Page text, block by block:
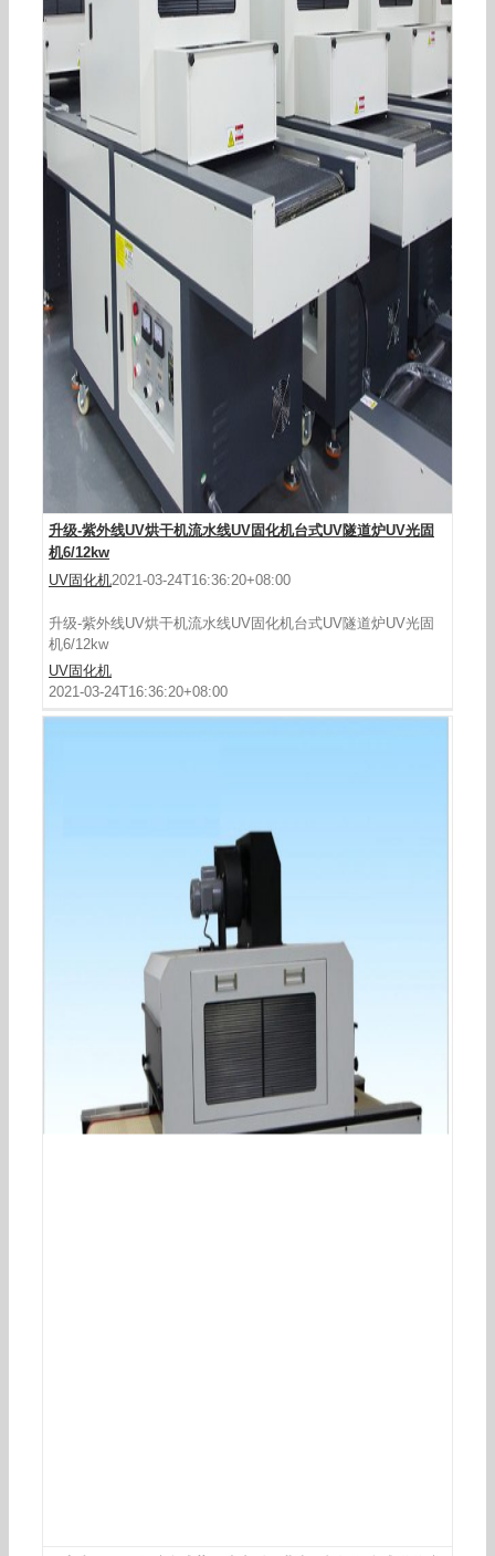
升级-紫外线UV烘干机流水线UV固化机台式UV隧道炉UV光固
机6/12kw
UV固化机2021-03-24T16:36:20+08:00
升级-紫外线UV烘干机流水线UV固化机台式UV隧道炉UV光固
机6/12kw
UV固化机
2021-03-24T16:36:20+08:00
厂家直销uv固化炉台式紫外线小型工业光固机设备
台式隧道炉烘干机